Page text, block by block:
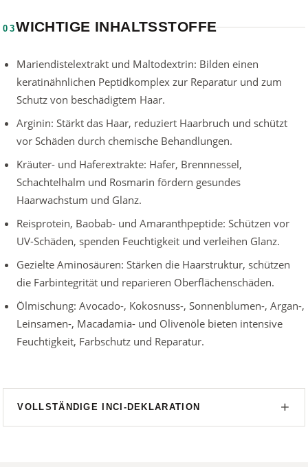
03WICHTIGE INHALTSSTOFFE
Mariendistelextrakt und Maltodextrin: Bilden einen
keratinähnlichen Peptidkomplex zur Reparatur und zum
Schutz von beschädigtem Haar.
Arginin: Stärkt das Haar, reduziert Haarbruch und schützt
vor Schäden durch chemische Behandlungen.
Kräuter- und Haferextrakte: Hafer, Brennnessel,
Schachtelhalm und Rosmarin fördern gesundes
Haarwachstum und Glanz.
Reisprotein, Baobab- und Amaranthpeptide: Schützen vor
UV-Schäden, spenden Feuchtigkeit und verleihen Glanz.
Gezielte Aminosäuren: Stärken die Haarstruktur, schützen
die Farbintegrität und reparieren Oberflächenschäden.
Ölmischung: Avocado-, Kokosnuss-, Sonnenblumen-, Argan-,
Leinsamen-, Macadamia- und Olivenöle bieten intensive
Feuchtigkeit, Farbschutz und Reparatur.
VOLLSTÄNDIGE INCI-DEKLARATION